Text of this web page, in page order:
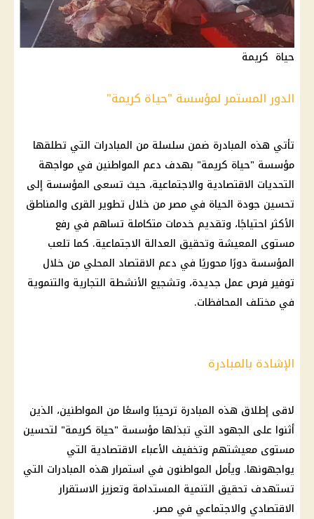
حياة كريمة
الدور المستمر لمؤسسة "حياة كريمة"
تأتي هذه المبادرة ضمن سلسلة من المبادرات التي تطلقها
مؤسسة "حياة كريمة" بهدف دعم المواطنين في مواجهة
التحديات الاقتصادية والاجتماعية، حيث تسعى المؤسسة إلى
تحسين جودة الحياة في مصر من خلال تطوير القرى والمناطق
الأكثر احتياجًا، وتقديم خدمات متكاملة تساهم في رفع
مستوى المعيشة وتحقيق العدالة الاجتماعية. كما تلعب
المؤسسة دورًا محوريًا في دعم الاقتصاد المحلي من خلال
توفير فرص عمل جديدة، وتشجيع الأنشطة التجارية والتنموية
في مختلف المحافظات.
الإشادة بالمبادرة
لاقى إطلاق هذه المبادرة ترحيبًا واسعًا من المواطنين، الذين
أثنوا على الجهود التي تبذلها مؤسسة "حياة كريمة" لتحسين
مستوى معيشتهم وتخفيف الأعباء الاقتصادية التي
يواجهونها. ويأمل المواطنون في استمرار هذه المبادرات التي
تستهدف تحقيق التنمية المستدامة وتعزيز الاستقرار
الاقتصادي والاجتماعي في مصر.